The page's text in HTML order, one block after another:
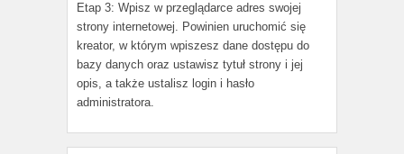
Etap 3: Wpisz w przeglądarce adres swojej
strony internetowej. Powinien uruchomić się
kreator, w którym wpiszesz dane dostępu do
bazy danych oraz ustawisz tytuł strony i jej
opis, a także ustalisz login i hasło
administratora.